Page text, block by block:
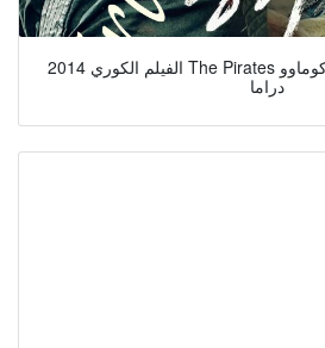
الفيلم الكوري 2014 The Pirates القراصنة 2014 مترجم كوماوو
دراما